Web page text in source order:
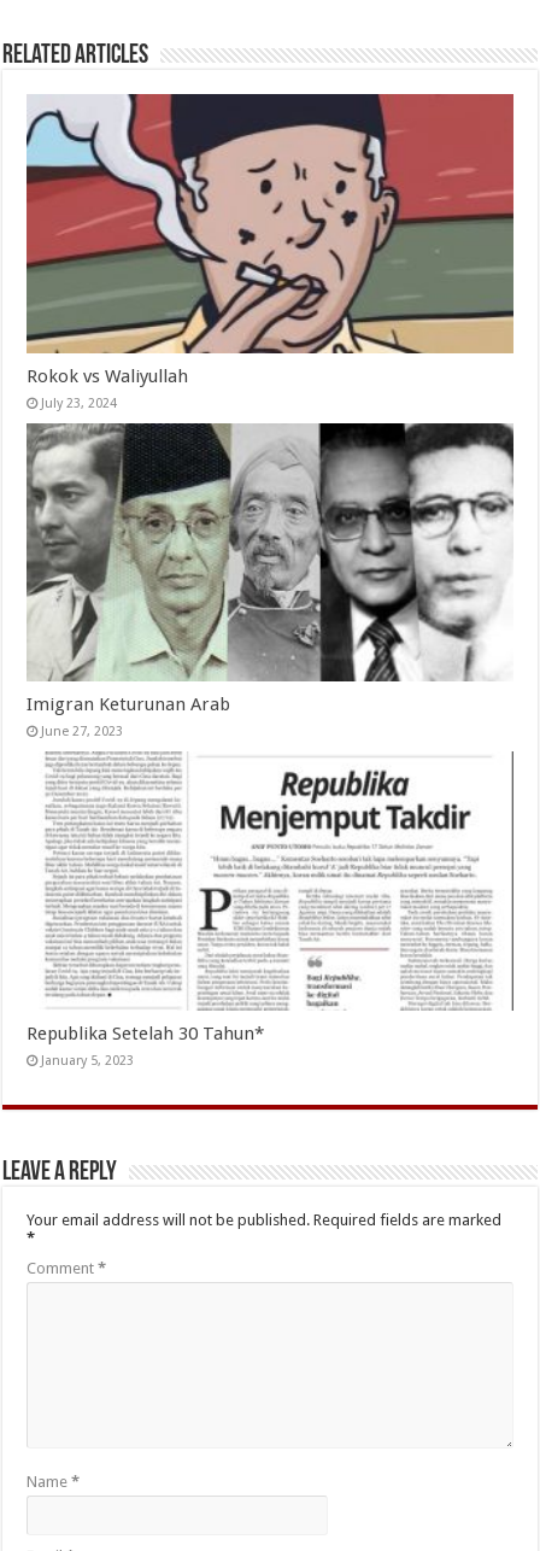
Related Articles
Rokok vs Waliyullah
July 23, 2024
Imigran Keturunan Arab
June 27, 2023
Republika Setelah 30 Tahun*
January 5, 2023
Leave a Reply
Your email address will not be published. Required fields are marked
*
Comment*
Name*